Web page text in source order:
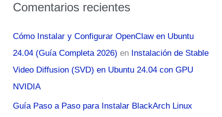
Comentarios recientes
Cómo Instalar y Configurar OpenClaw en Ubuntu
24.04 (Guía Completa 2026) en Instalación de Stable
Video Diffusion (SVD) en Ubuntu 24.04 con GPU
NVIDIA
Guía Paso a Paso para Instalar BlackArch Linux